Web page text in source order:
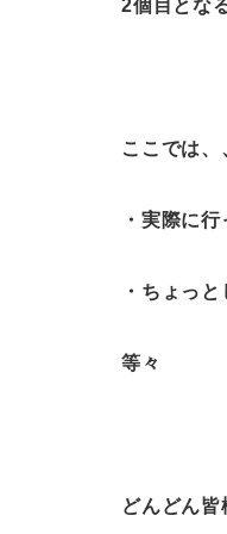
2個目とな
ここでは、
・実際に
・ちょっ
等々
どんどん皆